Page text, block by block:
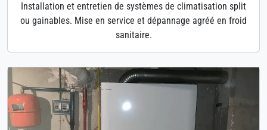
Installation et entretien de systèmes de climatisation split
ou gainables. Mise en service et dépannage agréé en froid
sanitaire.